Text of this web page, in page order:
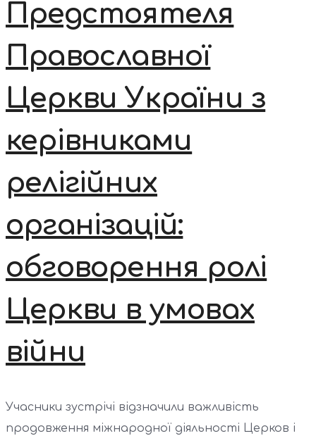
Предстоятеля
Православної
Церкви України з
керівниками
релігійних
організацій:
обговорення ролі
Церкви в умовах
війни
Учасники зустрічі відзначили важливість
продовження міжнародної діяльності Церков і